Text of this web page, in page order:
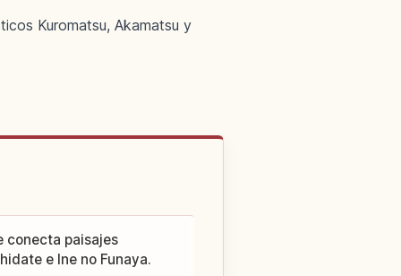
Kuromatsu, Akamatsu y
conecta paisajes
e Ine no Funaya.